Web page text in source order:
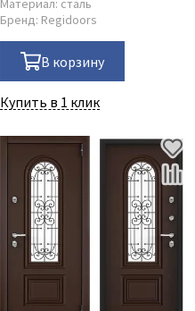
Материал: сталь
Бренд: Regidoors
В корзину
Купить в 1 клик